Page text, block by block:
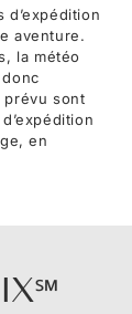
d’expédition
aventure.
la météo
prévu sont
en